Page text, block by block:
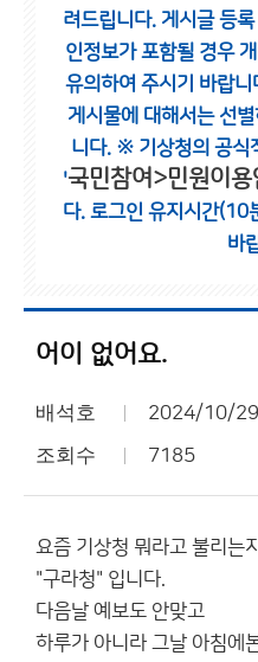
려드립니다. 게시글 등
인정보가 포함될 경우
유의하여 주시기 바랍니
게시물에 대해서는 선
니다. ※ 기상청의 공식
'국민참여>민원이용
다. 로그인 유지시간(10
바
어이 없어요.
배석호 2024/10/29
조회수 7185
요즘 기상청 뭐라고 불리는
"구라청" 입니다.
다음날 예보도 안맞고
하루가 아니라 그날 아침에